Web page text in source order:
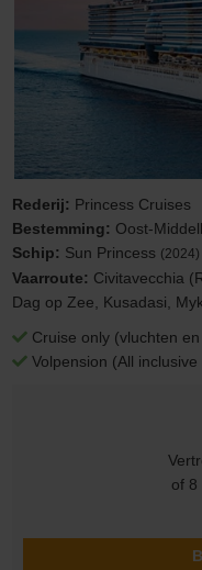
Rederij: Princess Cruises
Bestemming: Oost-
Schip: Sun Princess (2024)
Vaarroute: Civitavecchia
Dag op Zee, Kusadasi,
Cruise only (vluchten
Volpension (All
of 8